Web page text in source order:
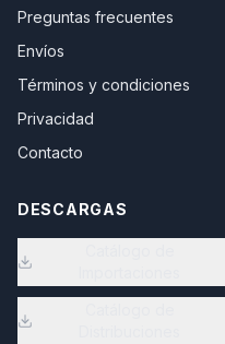
Preguntas frecuentes
Envíos
Términos y condiciones
Privacidad
Contacto
DESCARGAS